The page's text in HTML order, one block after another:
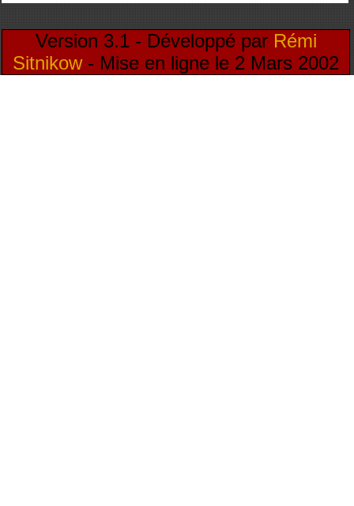
Version 3.1 - Développé par Rémi
Sitnikow- Mise en ligne le 2 Mars 2002